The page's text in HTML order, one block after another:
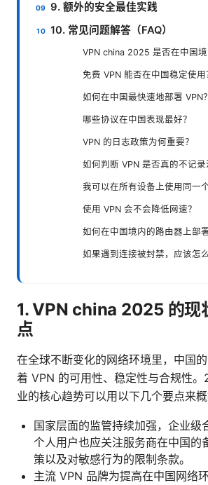
9. 额外的安全最佳实践
10. 常见问题解答（FAQ）
VPN china 2025 是否在中国境
免费 VPN 能否在中国稳定使用
如何在中国最快速地部署 VPN？
哪些协议在中国表现最好？
VPN 的日志政策为何重要？
如何判断 VPN 是否真的不记录
我可以在所有设备上使用同一
使用 VPN 会不会降低网速？
如何在中国境内的路由器上部署
如果遇到连接被封禁，应该怎么
1. VPN china 2025 的现
点
在全球不断变化的网络环境里，中国
着 VPN 的可用性、稳定性与合规性
业的核心趋势可以用以下几个要点来概
国家层面的监管持续加强，企业级
个人用户也应关注服务商在中国的
策以及对敏感行为的限制条款。
主流 VPN 品牌为提高在中国网络